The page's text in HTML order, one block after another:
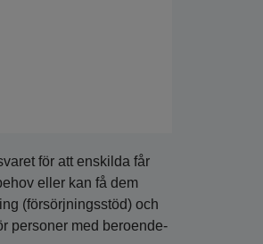
för att enskilda får
eller kan få dem
(försörjningsstöd) och
personer med beroende-